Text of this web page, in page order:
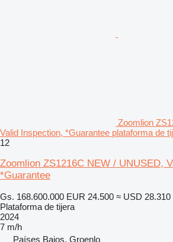
Zoomlion
Valid Inspection, *Guarantee plataforma de
12
Zoomlion ZS1216C NEW / UNUSED,
*Guarantee
Gs. 168.600.000 EUR 24.500 ≈ USD 28.310
Plataforma de tijera
2024
7 m/h
Países Bajos, Groenlo